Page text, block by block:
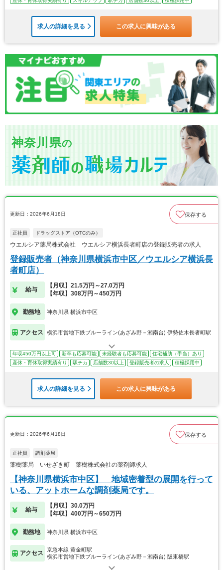
求人の詳細を見る この求人に興味がある
神奈川県の
更新日：2026年6月18日 保存する
正社員 ドラッグストア（OTCのみ）
ウエルシア薬局株式会社 ウエルシア横浜長者町店の登録販売者の求人
登録販売者（神奈川県横浜市中区／ウエルシア横浜長
者町店）
給与
【月収】21.5万円～27.0万円
【年収】308万円～450万円
勤務地 神奈川県 横浜市中区
アクセス 横浜市営地下鉄ブルーライン(あざみ野－湘南台) 伊勢佐木長者町駅
年収450万円以上可 新卒も応募可能 未経験者も応募可能
住宅補助（手当）あり
産休・育休取得実績有り
駅チカ 店舗数30以上 登録販売者の求人 積極採用中
求人の詳細を見る この求人に興味がある
更新日：2026年6月18日 保存する
正社員 調剤薬局
薬樹薬局 いせざき町 薬樹株式会社の薬剤師求人
【神奈川県横浜市中区】 地域密着型の展開を行って
いる、アットホームな調剤薬局です。
給与
【月収】30.0万円
【年収】400万円～650万円
勤務地 神奈川県 横浜市中区
アクセス
京急本線 黄金町駅
横浜市営地下鉄ブルーライン(あざみ野－湘南台) 阪東橋駅